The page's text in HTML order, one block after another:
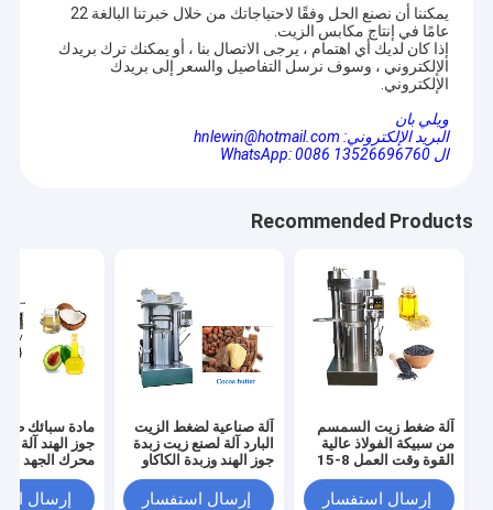
يمكننا أن نصنع الحل وفقًا لاحتياجاتك من خلال خبرتنا البالغة 22
عامًا في إنتاج مكابس الزيت.
إذا كان لديك أي اهتمام ، يرجى الاتصال بنا ، أو يمكنك ترك بريدك
الإلكتروني ، وسوف نرسل التفاصيل والسعر إلى بريدك
الإلكتروني.
ويلي بان
البريد الإلكتروني: hnlewin@hotmail.com
ال WhatsApp: 0086 13526696760
Recommended Products
آلة ضغط زيت السمسم
من سبيكة الفولاذ عالية
القوة وقت العمل 8-15
دقيقة
إرسال استفسار
آلة صناعية لضغط الزيت
البارد آلة لصنع زيت زبدة
جوز الهند وزبدة الكاكاو
إرسال استفسار
مادة سبائك
جوز الهند آلة
محرك الجهد
إرسال